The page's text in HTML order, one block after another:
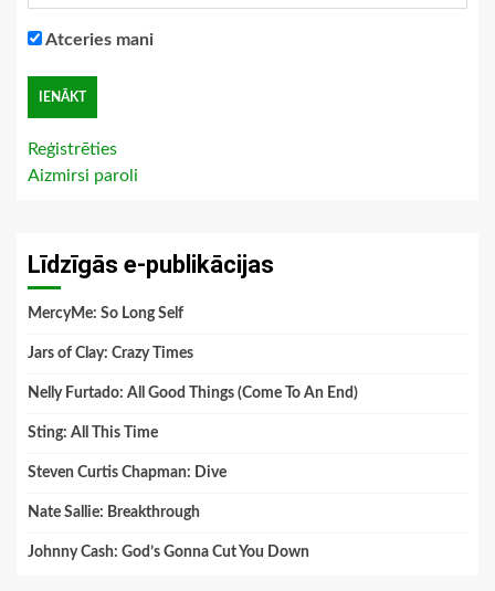
Atceries mani
Reģistrēties
Aizmirsi paroli
Līdzīgās e-publikācijas
MercyMe: So Long Self
Jars of Clay: Crazy Times
Nelly Furtado: All Good Things (Come To An End)
Sting: All This Time
Steven Curtis Chapman: Dive
Nate Sallie: Breakthrough
Johnny Cash: God’s Gonna Cut You Down